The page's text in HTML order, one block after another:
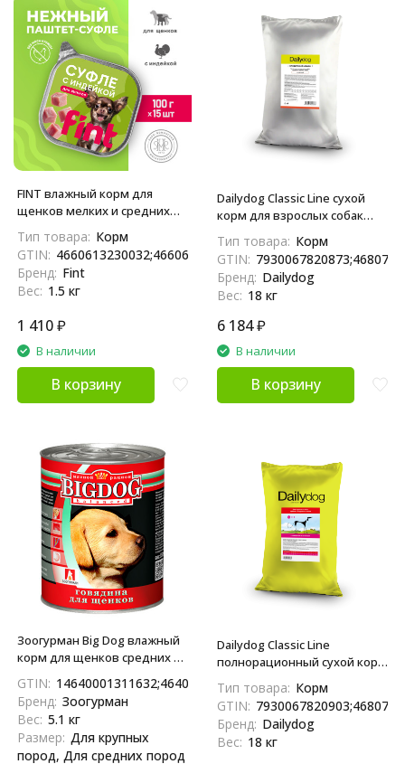
FINT влажный корм для
щенков мелких и средних
ламистерах - 100 г х 15 шт
Тип товара: Корм
GTIN: 4660613230032;4660613230018
Бренд: Fint
Вес: 1.5 кг
1 410₽
В наличии
В корзину
Dailydog Classic Line сухой
корм для взрослых собак
индейкой - 18 кг
Тип товара: Корм
GTIN:
Бренд: Dailydog
Вес: 18 кг
6 184₽
В наличии
В корзину
Зоогурман Big Dog влажный
корм для щенков средних и
- 850 г x 6 шт
GTIN: 14640001311632;4640001311635
Бренд: Зоогурман
Вес: 5.1 кг
Размер: Для крупных
пород, Для средних пород
Dailydog Classic Line
полнорационный сухой корм
и крупных пород, с
говядиной и ягненком - 18 кг
Тип товара: Корм
GTIN:
Бренд: Dailydog
Вес: 18 кг